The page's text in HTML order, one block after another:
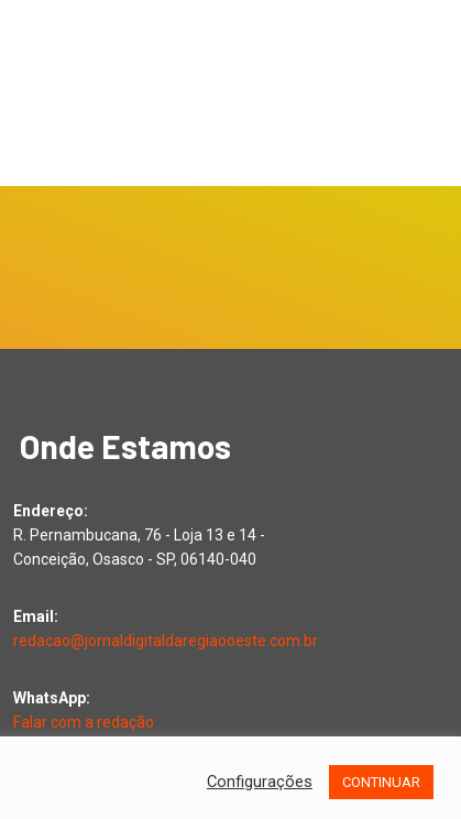
Onde Estamos
Endereço:
R. Pernambucana, 76 - Loja 13 e 14 -
Conceição, Osasco - SP, 06140-040
Email:
redacao@jornaldigitaldaregiaooeste.com.br
WhatsApp:
Falar com a redação
Configurações CONTINUAR